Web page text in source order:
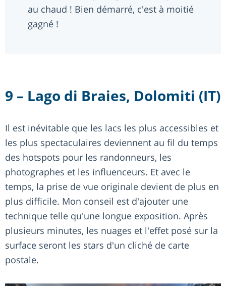
au chaud ! Bien démarré, c'est à moitié
gagné !
9 – Lago di Braies, Dolomiti (IT)
Il est inévitable que les lacs les plus accessibles et
les plus spectaculaires deviennent au fil du temps
des hotspots pour les randonneurs, les
photographes et les influenceurs. Et avec le
temps, la prise de vue originale devient de plus en
plus difficile. Mon conseil est d'ajouter une
technique telle qu'une longue exposition. Après
plusieurs minutes, les nuages et l'effet posé sur la
surface seront les stars d'un cliché de carte
postale.